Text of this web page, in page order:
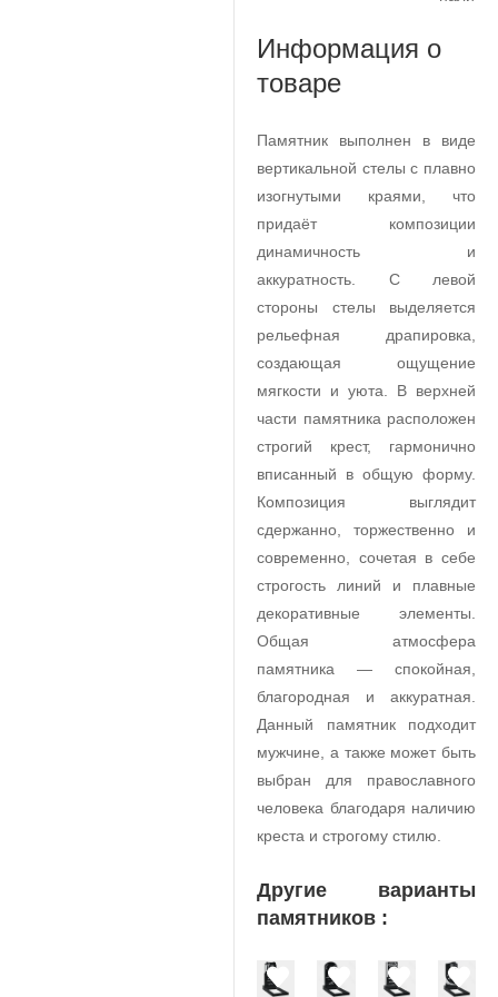
Информация о
товаре
Памятник выполнен в виде
вертикальной стелы с плавно
изогнутыми краями, что
придаёт композиции
динамичность и
аккуратность. С левой
стороны стелы выделяется
рельефная драпировка,
создающая ощущение
мягкости и уюта. В верхней
части памятника расположен
строгий крест, гармонично
вписанный в общую форму.
Композиция выглядит
сдержанно, торжественно и
современно, сочетая в себе
строгость линий и плавные
декоративные элементы.
Общая атмосфера
памятника — спокойная,
благородная и аккуратная.
Данный памятник подходит
мужчине, а также может быть
выбран для православного
человека благодаря наличию
креста и строгому стилю.
Другие варианты
памятников :